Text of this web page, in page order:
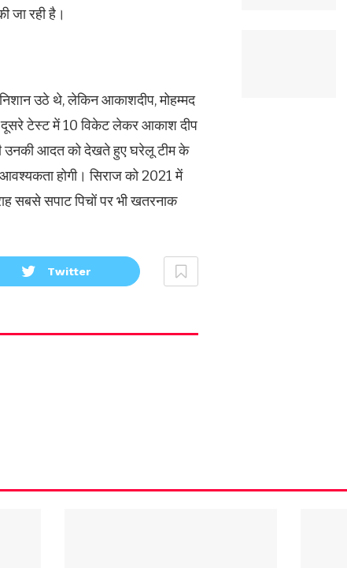
जा रही है।
उठे थे, लेकिन आकाशदीप, मोहम्मद
टेस्ट में 10 विकेट लेकर आकाश दीप
उनकी आदत को देखते हुए घरेलू टीम के
होगी। सिराज को 2021 में
सबसे सपाट पिचों पर भी खतरनाक
Twitter